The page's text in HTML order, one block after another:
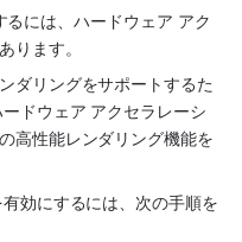
には、ハードウェア アク
ります。
ダリングをサポートするた
ドウェア アクセラレーシ
高性能レンダリング機能を
効にするには、次の手順を